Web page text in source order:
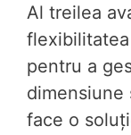
Al treilea
pentru a
dimensiune
face o